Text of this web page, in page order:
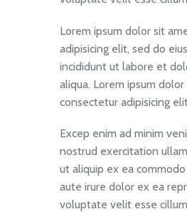
Lorem ipsum dolor sit
adipisicing elit, sed do
incididunt ut labore et
aliqua. Lorem ipsum
consectetur adipisicing
Excep enim ad minim
nostrud exercitation
ut aliquip ex ea
aute irure dolor ex ea
voluptate velit esse